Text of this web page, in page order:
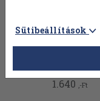
Vissza az előző
1.640 ,-Ft
Sütibeállítások